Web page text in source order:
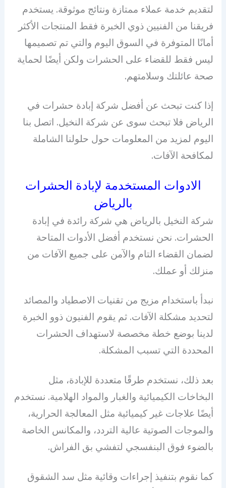
لتقديم خدمة عملاء ممتازة ونتائج موثوقة. يستخدم
فريقنا من الفنيين ذوي الخبرة فقط المنتجات الأكثر
أمانًا المتوفرة في السوق اليوم والتي تم تصميمها
ليس فقط للقضاء على الحشرات ولكن أيضًا لحماية
صحة عائلتك وسلامتهم.
إذا كنت تبحث عن أفضل شركة إبادة حشرات في
الرياض فلا تبحث سوى عن شركة النخيل. اتصل بنا
اليوم لمزيد من المعلومات حول حلولنا الشاملة
لمكافحة الآفات.
الادوات المستخدمة لإبادة الحشرات
بالرياض
شركة النخيل بالرياض هي شركة رائدة في إبادة
الحشرات. نحن نستخدم أفضل الأدوات المتاحة
لضمان القضاء التام والآمن على جميع الآفات من
منزلك أو عملك.
نبدأ باستخدام مزيج من تقنيات الاصطياد والمصائد
لتحديد مشكلة الآفات. ثم يقوم الفنيون ذوو الخبرة
لدينا بوضع خطة مخصصة لاستهداف الحشرات
المحددة التي تسبب المشكلة.
بعد ذلك، نستخدم طرقًا متعددة للإبادة، مثل
البخاخات الكيميائية والغبار والمواد الهلامية. نستخدم
أيضًا علاجات غير كيميائية مثل المعالجة الحرارية،
والموجات الصوتية عالية التردد، والمكانس الخاصة
بالضوء فوق البنفسجي لتفشي بق الفراش.
كما نقوم بتنفيذ إجراءات وقائية مثل سد الشقوق